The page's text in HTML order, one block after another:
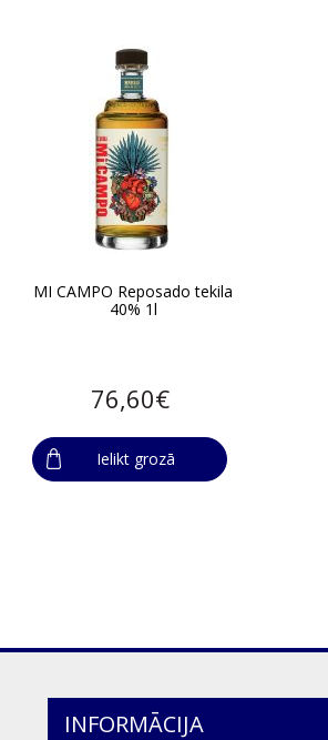
MI CAMPO Reposado tekila
40% 1l
76,60€
Ielikt grozā
INFORMĀCIJA